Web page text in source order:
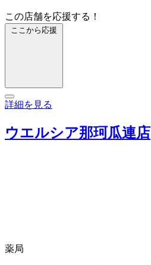
この店舗を応援する！
ここから応援
詳細を見る
ウエルシア那珂瓜連店
薬局